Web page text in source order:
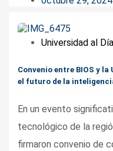
Universidad al Día
Convenio entre BIOS y
el futuro de la
En un evento
tecnológico de la
firmaron convenio de